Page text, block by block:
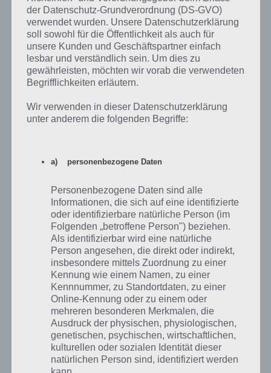
Kennst du weitere Angry Birds Go Tipps und Tricks? Dann melde dich
einfach unten in den Kommentaren. Wir werden diesen Artikel stetig
updaten, sodass du hier eine gute Informationsquelle für die App
Angry Birds Go bekommst. Natürlich könnt ihr euch Fehler mitteilen.
Abschließend gehen wir nun noch auf das Thema Angry Birds Go
PC- und Konsolenspielen Cheats eingeben?
Der Grund ist simpel: Die Apps werden in der Regel kostenlos
bereitgestellt, haben aber natürlich auch Kosten verursacht. Dies
versucht Rovio auch bei Angry Birds Go mit Werbung sowie In App
Käufen auszugleichen. Entsprechend sollt ihr euch Diamanten, das
Jenga Spiel und vieles mehr gegen Echtgeld kaufen. Wie in unseren
Angry Birds Go Tipps bereits gezeigt, braucht ihr keine Edelsteine.
Lediglich das Jenga Spiel, welches ihr alternativ auch im Handel
kaufen könnt und dann einen Code im Spiel eintragt, ist lediglich via
In App Kauf erhältlich.
Im Internet kursieren zwar zahlreiche Angry Birds Go Hacks bzw.
Cheats, aber wir raten davon ab diese einzusetzen, denn ansonsten
könnt ih vom Spiel gesperrt werden. Spielt also fair und falls ihr
schneller vorankommen wollt, nutzt die Premium Währung
Edelsteine und holt euch diese via In App Kauf.
der Datenschutz-Grundverordnung (DS-GVO)
verwendet wurden. Unsere Datenschutzerklärung
soll sowohl für die Öffentlichkeit als auch für
unsere Kunden und Geschäftspartner einfach
lesbar und verständlich sein. Um dies zu
gewährleisten, möchten wir vorab die verwendeten
Begrifflichkeiten erläutern.
Wir verwenden in dieser Datenschutzerklärung
unter anderem die folgenden Begriffe:
a) personenbezogene Daten
Personenbezogene Daten sind alle
Informationen, die sich auf eine identifizierte
oder identifizierbare natürliche Person (im
Folgenden „betroffene Person") beziehen.
Als identifizierbar wird eine natürliche
Person angesehen, die direkt oder indirekt,
insbesondere mittels Zuordnung zu einer
Kennung wie einem Namen, zu einer
Kennnummer, zu Standortdaten, zu einer
Online-Kennung oder zu einem oder
mehreren besonderen Merkmalen, die
Ausdruck der physischen, physiologischen,
genetischen, psychischen, wirtschaftlichen,
kulturellen oder sozialen Identität dieser
natürlichen Person sind, identifiziert werden